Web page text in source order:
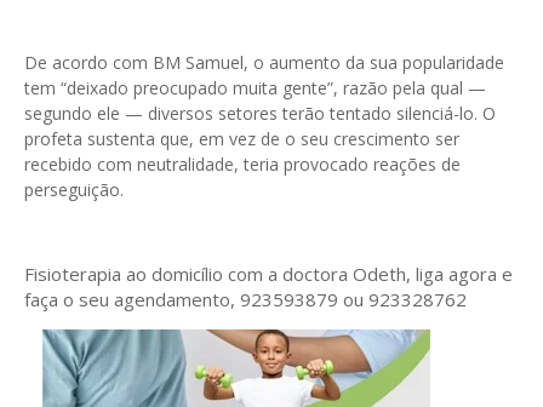
De acordo com BM Samuel, o aumento da sua popularidade
tem “deixado preocupado muita gente”, razão pela qual —
segundo ele — diversos setores terão tentado silenciá-lo. O
profeta sustenta que, em vez de o seu crescimento ser
recebido com neutralidade, teria provocado reações de
perseguição.
Fisioterapia ao domicílio com a doctora Odeth, liga agora e
faça o seu agendamento, 923593879 ou 923328762